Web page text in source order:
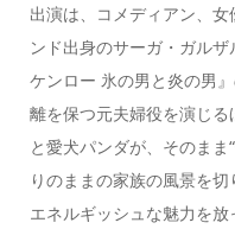
出演は、コメディアン、
ンド出身のサーガ・ガル
ケンロー 氷の男と炎の男
離を保つ元夫婦役を演じ
と愛犬パンダが、そのま
りのままの家族の風景を
エネルギッシュな魅力を